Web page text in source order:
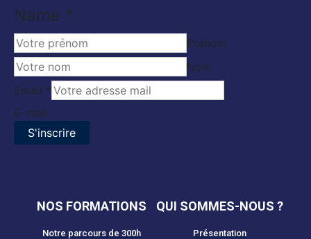
Name *
Prénom
Nom
Email
Name
Email *
E-mail
S'inscrire
NOS FORMATIONS
Notre parcours de 300h
QUI SOMMES-NOUS ?
Présentation